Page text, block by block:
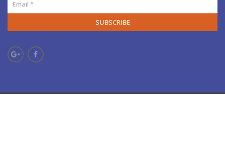
SUBSCRIBE